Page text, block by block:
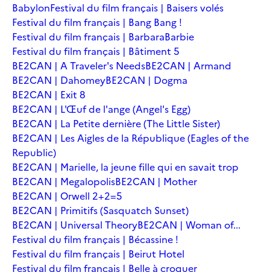
BabylonFestival du film français | Baisers volés
Festival du film français | Bang Bang !
Festival du film français | BarbaraBarbie
Festival du film français | Bâtiment 5
BE2CAN | A Traveler's NeedsBE2CAN | Armand
BE2CAN | DahomeyBE2CAN | Dogma
BE2CAN | Exit 8
BE2CAN | L'Œuf de l'ange (Angel's Egg)
BE2CAN | La Petite dernière (The Little Sister)
BE2CAN | Les Aigles de la République (Eagles of the
Republic)
BE2CAN | Marielle, la jeune fille qui en savait trop
BE2CAN | MegalopolisBE2CAN | Mother
BE2CAN | Orwell 2+2=5
BE2CAN | Primitifs (Sasquatch Sunset)
BE2CAN | Universal TheoryBE2CAN | Woman of...
Festival du film français | Bécassine !
Festival du film français | Beirut Hotel
Festival du film français | Belle à croquer